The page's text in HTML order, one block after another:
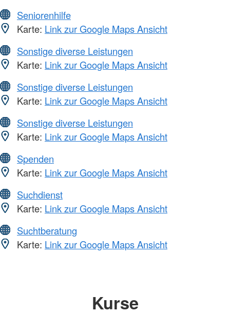
Seniorenhilfe
Karte: Link zur Google Maps Ansicht
Sonstige diverse Leistungen
Karte: Link zur Google Maps Ansicht
Sonstige diverse Leistungen
Karte: Link zur Google Maps Ansicht
Sonstige diverse Leistungen
Karte: Link zur Google Maps Ansicht
Spenden
Karte: Link zur Google Maps Ansicht
Suchdienst
Karte: Link zur Google Maps Ansicht
Suchtberatung
Karte: Link zur Google Maps Ansicht
Kurse